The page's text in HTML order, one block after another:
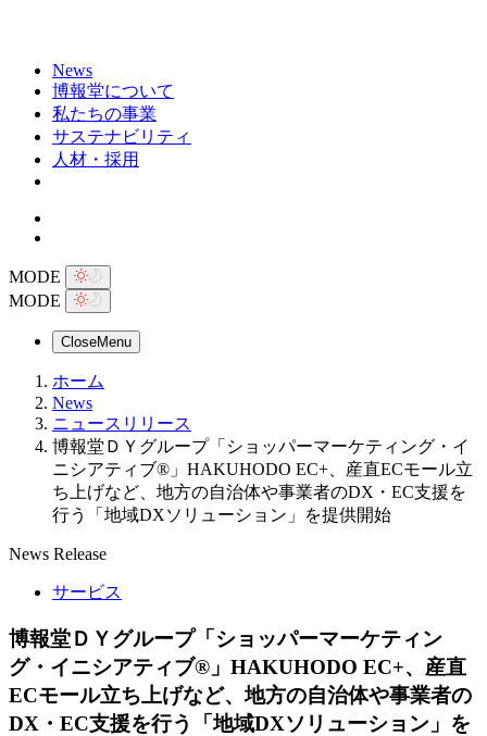
News
博報堂について
私たちの事業
サステナビリティ
人材・採用
MODE
MODE
CloseMenu
ホーム
News
ニュースリリース
博報堂ＤＹグループ「ショッパーマーケティング・イ
ニシアティブ®」HAKUHODO EC+、産直ECモール立
ち上げなど、地方の自治体や事業者のDX・EC支援を
行う「地域DXソリューション」を提供開始
News Release
サービス
博報堂ＤＹグループ「ショッパーマーケティン
グ・イニシアティブ®」HAKUHODO EC+、産直
ECモール立ち上げなど、地方の自治体や事業者の
DX・EC支援を行う「地域DXソリューション」を